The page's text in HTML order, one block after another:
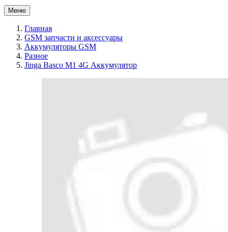
Меню
Главная
GSM запчасти и аксессуары
Аккумуляторы GSM
Разное
Jinga Basco M1 4G Аккумулятор